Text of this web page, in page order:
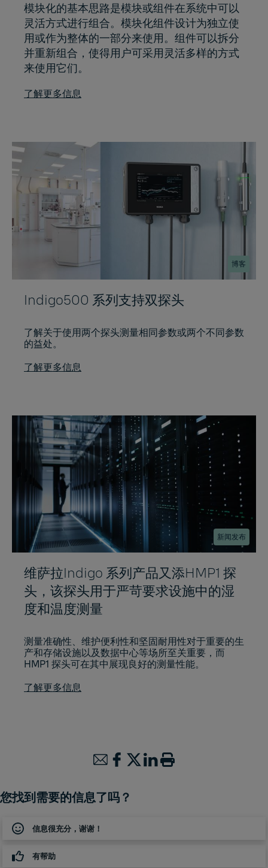
模块化的基本思路是模块或组件在系统中可以
灵活方式进行组合。模块化组件设计为独立使
用或作为整体的一部分来使用。组件可以拆分
并重新组合，使得用户可采用灵活多样的方式
来使用它们。
了解更多信息
博客
Indigo500 系列支持双探头
了解关于使用两个探头测量相同参数或两个不同参数
的益处。
了解更多信息
新闻发布
维萨拉Indigo 系列产品又添HMP1 探
头，该探头用于严苛要求设施中的湿
度和温度测量
测量准确性、维护便利性和坚固耐用性对于重要的生
产和存储设施以及数据中心等场所至关重要，而
HMP1 探头可在其中展现良好的测量性能。
了解更多信息
您找到需要的信息了吗？
信息很充分，谢谢！
有帮助